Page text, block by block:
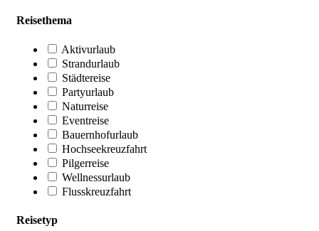
Reisethema
Aktivurlaub
Strandurlaub
Städtereise
Partyurlaub
Naturreise
Eventreise
Bauernhofurlaub
Hochseekreuzfahrt
Pilgerreise
Wellnessurlaub
Flusskreuzfahrt
Reisetyp